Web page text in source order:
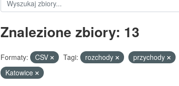
Znalezione zbiory: 13
Formaty: CSV Tagi: rozchody przychody
Katowice